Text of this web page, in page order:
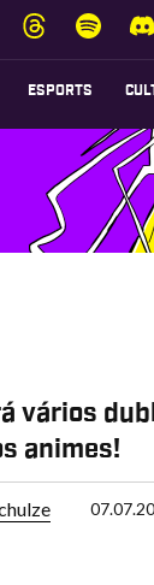
ESPORTS
vários
animes!